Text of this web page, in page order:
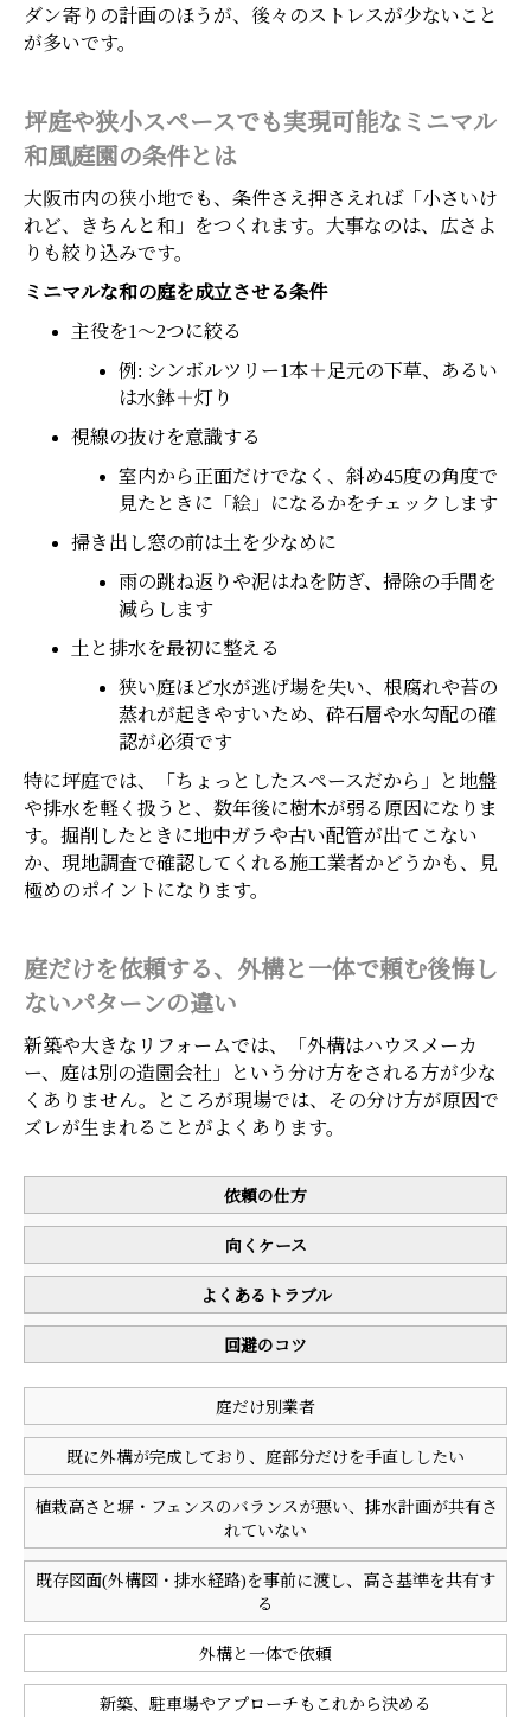
ダン寄りの計画のほうが、後々のストレスが少ないこと
が多いです。
坪庭や狭小スペースでも実現可能なミニマル
和風庭園の条件とは
大阪市内の狭小地でも、条件さえ押さえれば「小さいけ
れど、きちんと和」をつくれます。大事なのは、広さよ
りも絞り込みです。
ミニマルな和の庭を成立させる条件
主役を1〜2つに絞る
例: シンボルツリー1本＋足元の下草、あるい
は水鉢＋灯り
視線の抜けを意識する
室内から正面だけでなく、斜め45度の角度で
見たときに「絵」になるかをチェックします
掃き出し窓の前は土を少なめに
雨の跳ね返りや泥はねを防ぎ、掃除の手間を
減らします
土と排水を最初に整える
狭い庭ほど水が逃げ場を失い、根腐れや苔の
蒸れが起きやすいため、砕石層や水勾配の確
認が必須です
特に坪庭では、「ちょっとしたスペースだから」と地盤
や排水を軽く扱うと、数年後に樹木が弱る原因になりま
す。掘削したときに地中ガラや古い配管が出てこない
か、現地調査で確認してくれる施工業者かどうかも、見
極めのポイントになります。
庭だけを依頼する、外構と一体で頼む後悔し
ないパターンの違い
新築や大きなリフォームでは、「外構はハウスメーカ
ー、庭は別の造園会社」という分け方をされる方が少な
くありません。ところが現場では、その分け方が原因で
ズレが生まれることがよくあります。
依頼の仕方
向くケース
よくあるトラブル
回避のコツ
庭だけ別業者
既に外構が完成しており、庭部分だけを手直ししたい
植栽高さと塀・フェンスのバランスが悪い、排水計画が共有さ
れていない
既存図面(外構図・排水経路)を事前に渡し、高さ基準を共有す
る
外構と一体で依頼
新築、駐車場やアプローチもこれから決める